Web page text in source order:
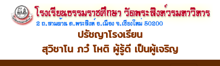
ปรัชญาโรงเรียน
สุวิชาโน ภวํ โหติ ผู้รู้ดี เป็นผู้เจริญ